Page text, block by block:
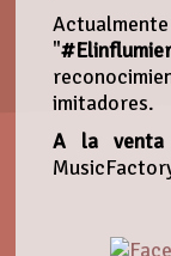
"
imitadores.
A la venta